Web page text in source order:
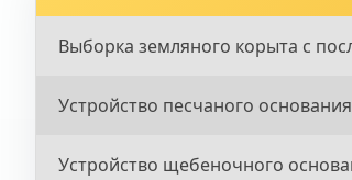
Выборка земляного корыта с
Устройство песчаного основания
Устройство щебеночного